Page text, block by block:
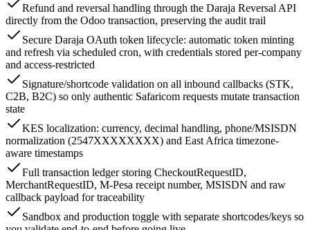
Refund and reversal handling through the Daraja Reversal API
directly from the Odoo transaction, preserving the audit trail
Secure Daraja OAuth token lifecycle: automatic token minting
and refresh via scheduled cron, with credentials stored per-company
and access-restricted
Signature/shortcode validation on all inbound callbacks (STK,
C2B, B2C) so only authentic Safaricom requests mutate transaction
state
KES localization: currency, decimal handling, phone/MSISDN
normalization (2547XXXXXXXX) and East Africa timezone-
aware timestamps
Full transaction ledger storing CheckoutRequestID,
MerchantRequestID, M-Pesa receipt number, MSISDN and raw
callback payload for traceability
Sandbox and production toggle with separate shortcodes/keys so